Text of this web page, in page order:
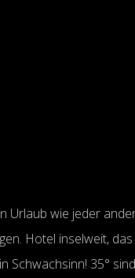
Urlaub wie jeder
Hotel inselweit,
Schwachsinn! 35°